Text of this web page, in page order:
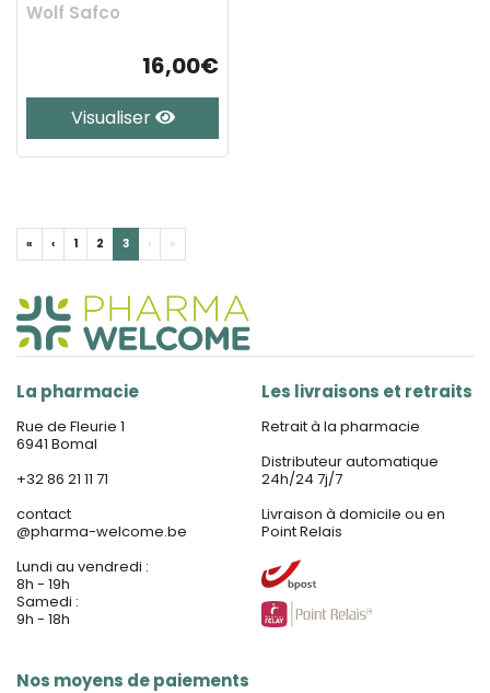
Wolf Safco
16,00€
Visualiser
« ‹ 1 2 3 › »
La pharmacie
Rue de Fleurie 1
6941 Bomal
+32 86 21 11 71
contact
@pharma-welcome.be
Lundi au vendredi :
8h - 19h
Samedi :
9h - 18h
Nos moyens de paiements
Les livraisons et retraits
Retrait à la pharmacie
Distributeur automatique
24h/24 7j/7
Livraison à domicile ou en
Point Relais